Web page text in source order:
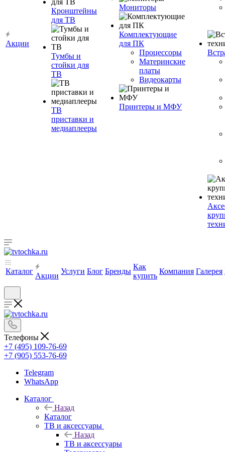
Акции
Кронштейны
для ТВ
Тумбы и
стойки для
ТВ
ТВ
приставки и
медиаплееры
Мониторы
Комплектующие
для ПК
Процессоры
Материнские
платы
Видеокарты
Принтеры и МФУ
Каталог
Акции
Услуги Блог Бренды
Как
купить
Компания Галерея
Телефоны
+7 (495) 109-76-69
+7 (905) 553-76-69
Telegram
WhatsApp
Каталог
Назад
Каталог
ТВ и аксессуары
Назад
ТВ и аксессуары